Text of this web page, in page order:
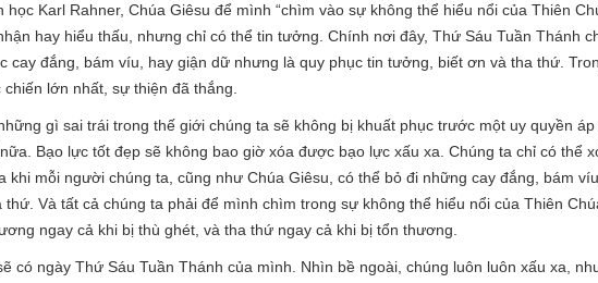
học Karl Rahner, Chúa Giêsu để mình “chìm vào sự không thể hiểu nổi của Thiên
hay hiểu thấu, nhưng chỉ có thể tin tưởng. Chính nơi đây, Thứ Sáu Tuần Thánh
cay đắng, bám víu, hay giận dữ nhưng là quy phục tin tưởng, biết ơn và tha thứ.
lớn nhất, sự thiện đã thắng.
gì sai trái trong thế giới chúng ta sẽ không bị khuất phục trước một uy quyền
Bạo lực tốt đẹp sẽ không bao giờ xóa được bạo lực xấu xa. Chúng ta chỉ có thể
khi mỗi người chúng ta, cũng như Chúa Giêsu, có thể bỏ đi những cay đắng, bám
Và tất cả chúng ta phải để mình chìm trong sự không thể hiểu nổi của Thiên
ngay cả khi bị thù ghét, và tha thứ ngay cả khi bị tổn thương.
có ngày Thứ Sáu Tuần Thánh của mình. Nhìn bề ngoài, chúng luôn luôn xấu xa,